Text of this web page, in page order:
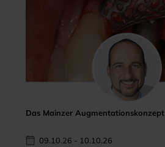
Das Mainzer Augmentationskonzept
09.10.26 - 10.10.26